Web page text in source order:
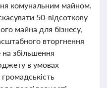
комунальним майном.
50-відсоткову
майна для бізнесу,
вторгнення
збільшення
в умовах